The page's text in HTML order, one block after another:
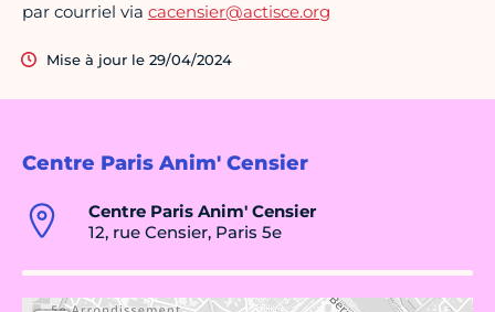
Centre Paris Anim' Censier
Centre Paris Anim' Censier
12, rue Censier, Paris 5e
par courriel via cacensier@actisce.org
Mise à jour le 29/04/2024